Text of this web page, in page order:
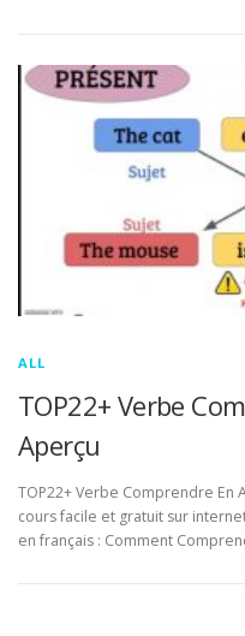
ALL
TOP22+ Verbe
Aperçu
TOP22+ Verbe Comprendre En
cours facile et gratuit sur
en français : Comment